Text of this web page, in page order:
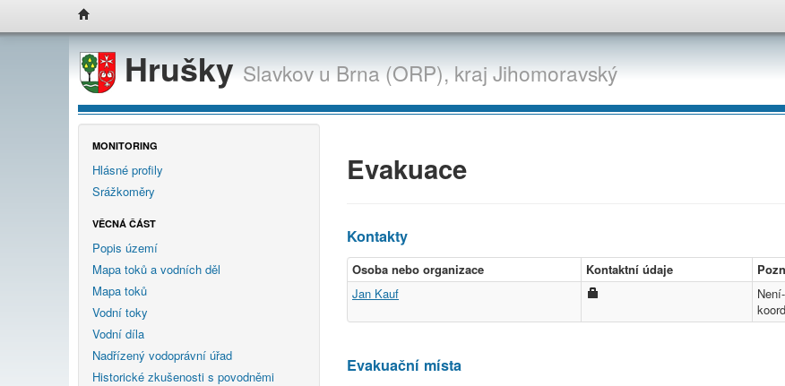
HruškySlavkov u Brna (ORP),krajJihomoravský
MONITORING
Hlásné profily
Srážkoměry
VĚCNÁ ČÁST
Popis území
Mapa toků a vodních děl
Mapa toků
Vodní toky
Vodní díla
Nadřízený vodoprávní úřad
Historické zkušenosti s povodněmi
Evakuace
Kontakty
Osoba nebo organizace Kontaktní údaje
Jan Kauf
Evakuační místa